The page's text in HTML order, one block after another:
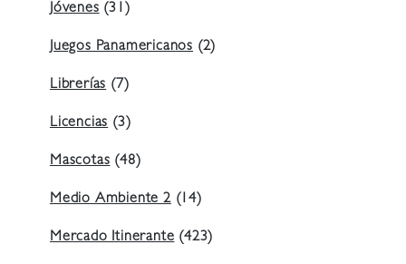
Jóvenes (31)
Juegos Panamericanos (2)
Librerías (7)
Licencias (3)
Mascotas (48)
Medio Ambiente 2(14)
Mercado Itinerante (423)